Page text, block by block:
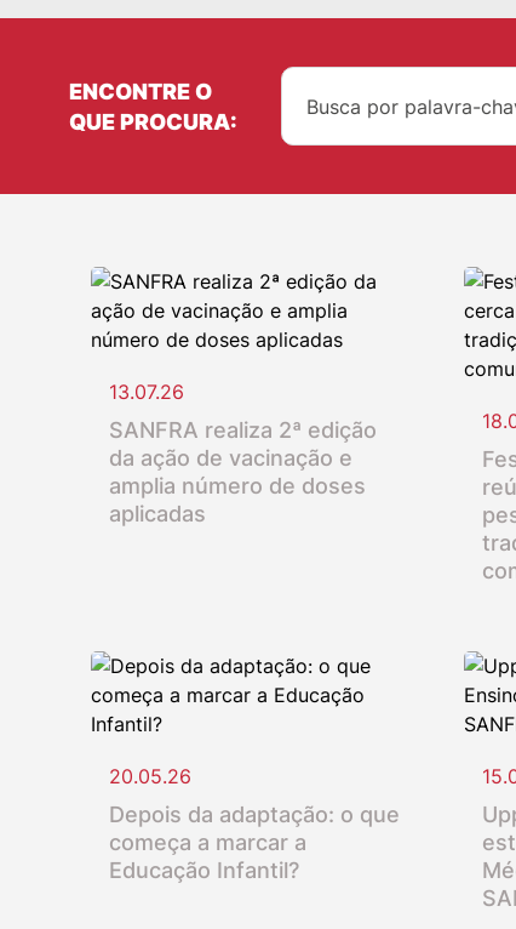
ENCONTRE O
QUE PROCURA:
13.07.26
SANFRA realiza 2ª edição
da ação de vacinação e
amplia número de doses
aplicadas
20.05.26
Depois da adaptação: o que
começa a marcar a
Educação Infantil?